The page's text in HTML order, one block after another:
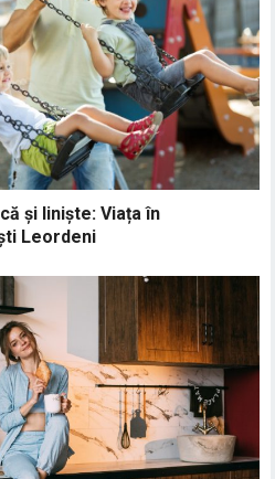
și liniște: Viața în
Leordeni